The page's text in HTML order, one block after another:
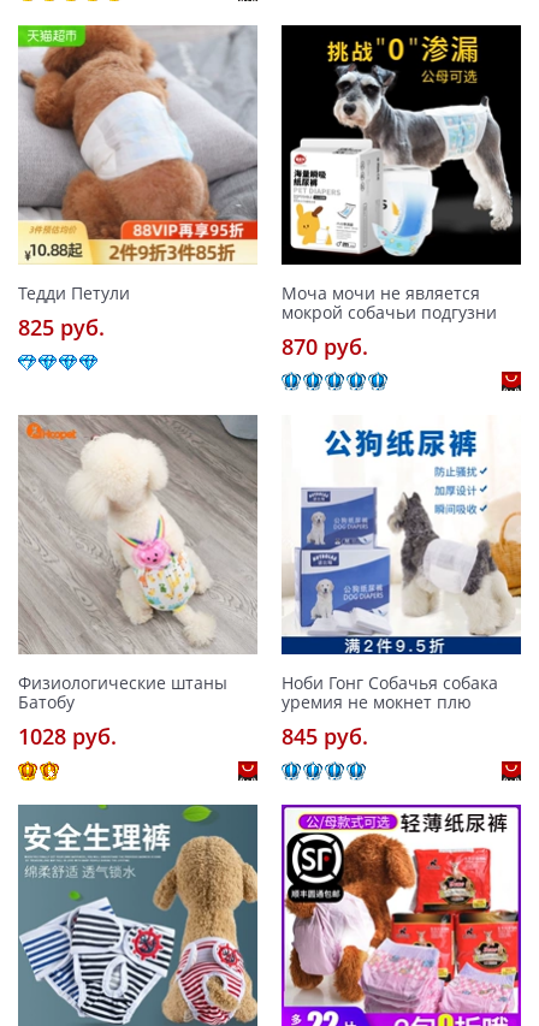
Тедди Петули
825 pуб.
Моча мочи не является
мокрой собачьи подгузни
870 pуб.
Физиологические штаны
Батобу
1028 pуб.
Ноби Гонг Собачья собака
уремия не мокнет плю
845 pуб.